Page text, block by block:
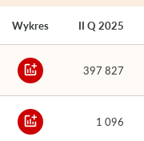
Wykres II Q 2025
397 827
1 096